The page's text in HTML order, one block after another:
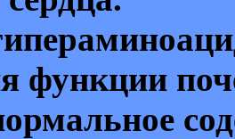
функции